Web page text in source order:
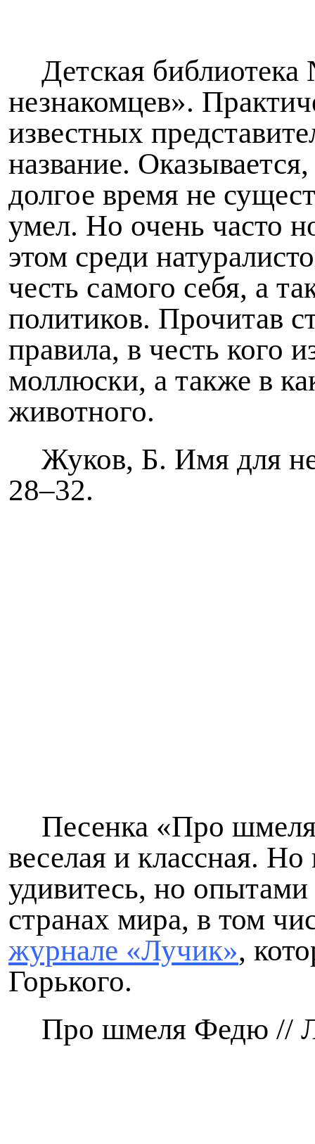
Детская
незнакомцев».
известных
название.
долгое время не
умел. Но очень часто
этом среди
честь самого себя, а
политиков. Прочитав
правила, в честь кого
моллюски, а также в
животного.
Жуков, Б. Имя для
28–32.
Песенка «Про
веселая и классная.
удивитесь, но
странах мира, в том
журнале «Лучик»,
Горького.
Про шмеля Федю //